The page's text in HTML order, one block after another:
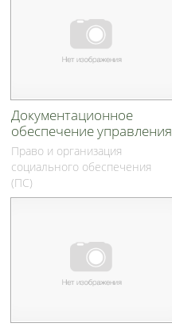
Документационное
обеспечение управления
Право и организация
социального обеспечения
(ПС)